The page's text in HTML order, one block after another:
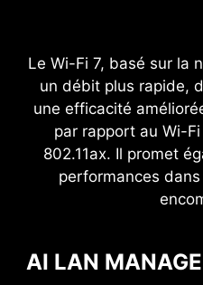
Le Wi-Fi 7, basé sur la
un débit plus rapide,
une efficacité
par rapport au Wi-
802.11ax. Il promet
performances
AI LAN
Excursion